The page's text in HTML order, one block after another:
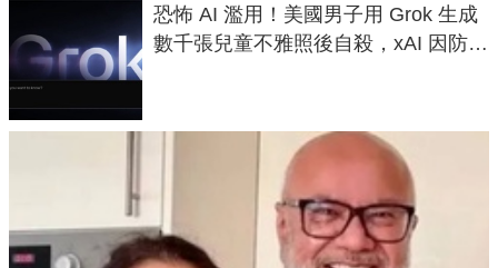
恐怖 AI 濫用！美國男子用 Grok 生成
數千張兒童不雅照後自殺，xAI 因防護